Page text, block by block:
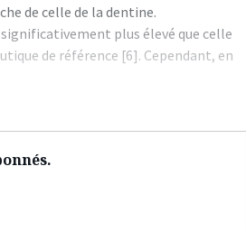
de celle de la dentine.
significativement plus élevé que celle
de référence [6]. Cependant, en